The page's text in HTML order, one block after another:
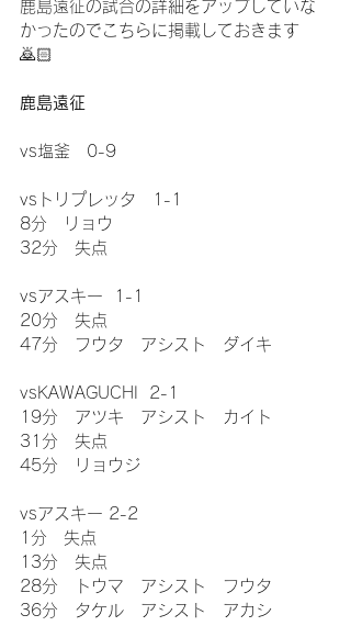
鹿島遠征の試合の詳細をアップしていな
かったのでこちらに掲載しておきます
🙇🏻
鹿島遠征
vs塩釜　0-9
vsトリプレッタ　1-1
8分　リョウ
32分　失点
vsアスキー  1-1
20分　失点
47分　フウタ　アシスト　ダイキ
vsKAWAGUCHI  2-1
19分　アツキ　アシスト　カイト
31分　失点
45分　リョウジ
vsアスキー 2-2
1分　失点
13分　失点
28分　トウマ　アシスト　フウタ
36分　タケル　アシスト　アカシ